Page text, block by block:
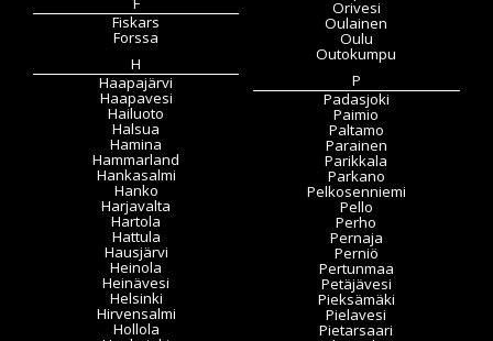
Fiskars
Forssa
H
Haapajärvi
Haapavesi
Hailuoto
Halsua
Hamina
Hammarland
Hankasalmi
Hanko
Harjavalta
Hartola
Hattula
Hausjärvi
Heinola
Heinävesi
Helsinki
Hirvensalmi
Hollola
Orivesi
Oulainen
Oulu
Outokumpu
P
Padasjoki
Paimio
Paltamo
Parainen
Parikkala
Parkano
Pelkosenniemi
Pello
Perho
Pernaja
Perniö
Pertunmaa
Petäjävesi
Pieksämäki
Pielavesi
Pietarsaari